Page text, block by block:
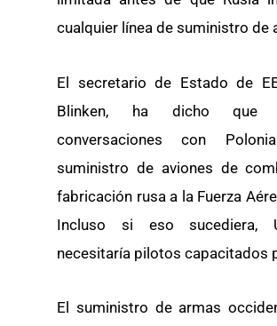
cualquier línea de suministro de
El secretario de Estado de
Blinken, ha dicho que
conversaciones con
suministro de aviones de
fabricación rusa a la Fuerza
Incluso si eso sucediera,
necesitaría pilotos capacitados
El suministro de armas